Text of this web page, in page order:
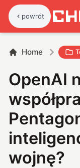
powrót
Home
OpenAI
wojnę?